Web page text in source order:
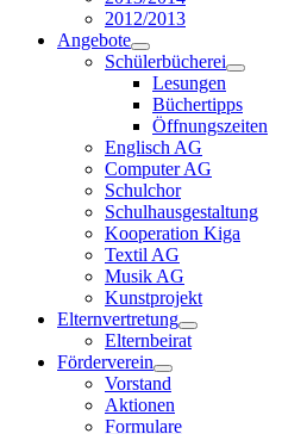
2012/2013
Angebote
Schülerbücherei
Lesungen
Büchertipps
Öffnungszeiten
Englisch AG
Computer AG
Schulchor
Schulhausgestaltung
Kooperation Kiga
Textil AG
Musik AG
Kunstprojekt
Elternvertretung
Elternbeirat
Förderverein
Vorstand
Aktionen
Formulare